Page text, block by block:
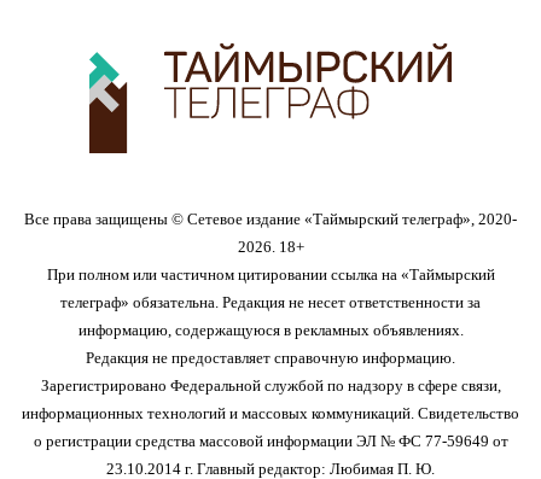
Все права защищены © Сетевое издание «Таймырский телеграф», 2020-
2026. 18+
При полном или частичном цитировании ссылка на «Таймырский
телеграф» обязательна. Редакция не несет ответственности за
информацию, содержащуюся в рекламных объявлениях.
Редакция не предоставляет справочную информацию.
Зарегистрировано Федеральной службой по надзору в сфере связи,
информационных технологий и массовых коммуникаций. Свидетельство
о регистрации средства массовой информации ЭЛ № ФС 77-59649 от
23.10.2014 г. Главный редактор: Любимая П. Ю.